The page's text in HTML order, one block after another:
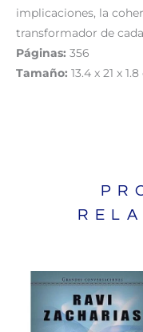
implicaciones, la
transformador de
Páginas: 356
Tamaño: 13.4 x 21 x